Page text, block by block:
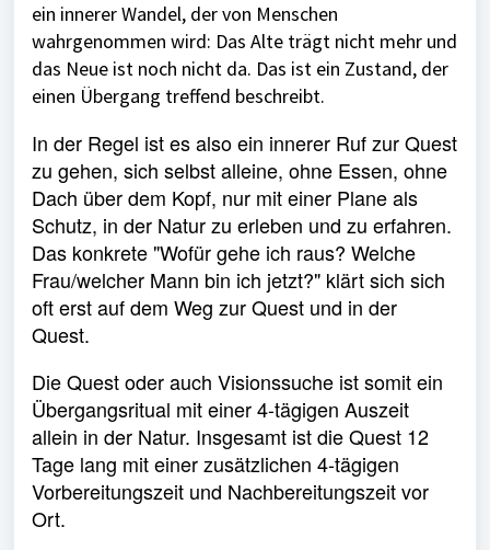
ein innerer Wandel, der von Menschen
wahrgenommen wird: Das Alte trägt nicht mehr und
das Neue ist noch nicht da. Das ist ein Zustand, der
einen Übergang treffend beschreibt.
In der Regel ist es also ein innerer Ruf zur Quest
zu gehen, sich selbst alleine, ohne Essen, ohne
Dach über dem Kopf, nur mit einer Plane als
Schutz, in der Natur zu erleben und zu erfahren.
Das konkrete "Wofür gehe ich raus? Welche
Frau/welcher Mann bin ich jetzt?" klärt sich sich
oft erst auf dem Weg zur Quest und in der
Quest.
Die Quest oder auch Visionssuche ist somit ein
Übergangsritual mit einer 4-tägigen Auszeit
allein in der Natur. Insgesamt ist die Quest 12
Tage lang mit einer zusätzlichen 4-tägigen
Vorbereitungszeit und Nachbereitungszeit vor
Ort.